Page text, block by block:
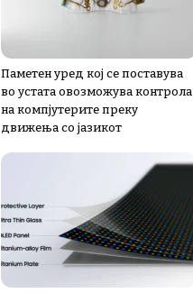
Паметен уред кој се поставува
во устата овозможува контрола
на компјутерите преку
движења со јазикот